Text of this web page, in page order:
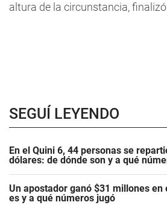
altura de la circunstancia,
SEGUÍ LEYENDO
En el Quini 6, 44 personas se
dólares: de dónde son y a qué
Un apostador ganó $31 millones en
es y a qué números jugó